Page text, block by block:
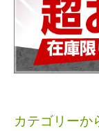
カテゴリーか